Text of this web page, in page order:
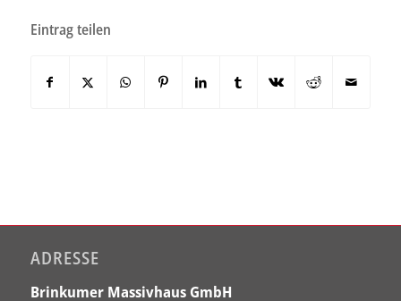
Eintrag teilen
ADRESSE
Brinkumer Massivhaus GmbH